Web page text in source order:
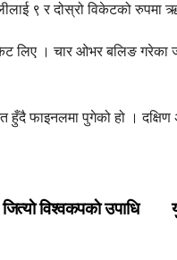
९ र दोस्रो विकेटको रुपमा
लिए । चार ओभर बलिङ
हुँदै फाइनलमा पुगेको हो ।
विश्वकपकाे उपाधि